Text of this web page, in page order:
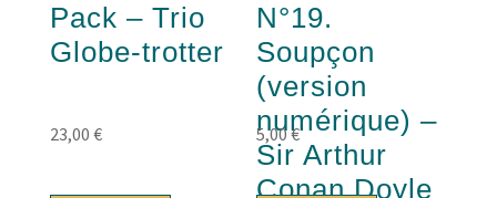
Pack – Trio
Globe-trotter
23,00 €
N°19.
Soupçon
(version
numérique) –
Sir Arthur
Conan Doyle
5,00€